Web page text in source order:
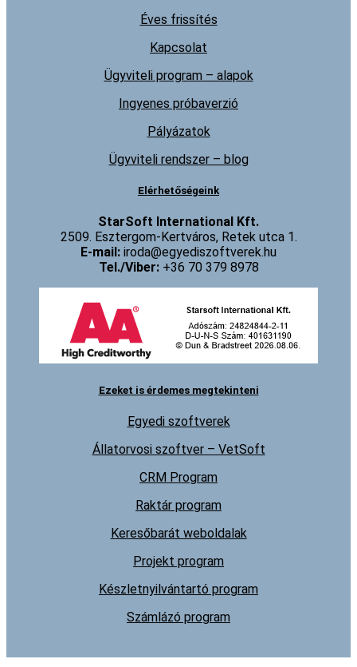
Éves frissítés
Kapcsolat
Ügyviteli program – alapok
Ingyenes próbaverzió
Pályázatok
Ügyviteli rendszer – blog
Elérhetőségeink
StarSoft International Kft.
2509. Esztergom-Kertváros, Retek utca 1.
E-mail: iroda@egyediszoftverek.hu
Tel./Viber:+36 70 379 8978
Ezeket is érdemes megtekinteni
Egyedi szoftverek
Állatorvosi szoftver – VetSoft
CRM Program
Raktár program
Keresőbarát weboldalak
Projekt program
Készletnyilvántartó program
Számlázó program